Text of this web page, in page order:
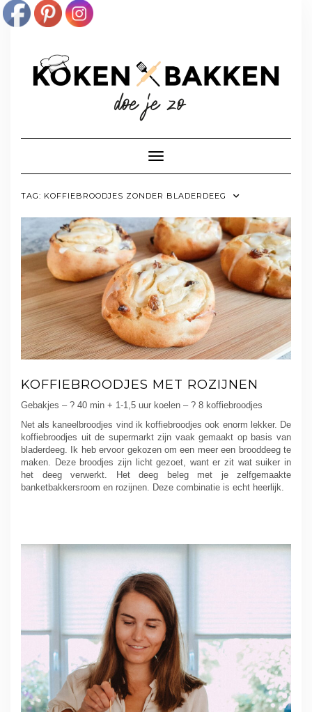
Toggle navigatie
TAG: KOFFIEBROODJES ZONDER BLADERDEEG
KOFFIEBROODJES MET ROZIJNEN
Gebakjes – ? 40 min + 1-1,5 uur koelen – ? 8 koffiebroodjes
Net als kaneelbroodjes vind ik koffiebroodjes ook enorm lekker. De
koffiebroodjes uit de supermarkt zijn vaak gemaakt op basis van
bladerdeeg. Ik heb ervoor gekozen om een meer een brooddeeg te
maken. Deze broodjes zijn licht gezoet, want er zit wat suiker in
het deeg verwerkt. Het deeg beleg met je zelfgemaakte
banketbakkersroom en rozijnen. Deze combinatie is echt heerlijk.